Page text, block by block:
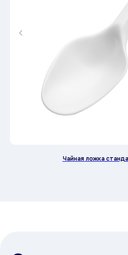
Чайная ложка
в течение
рабочего дня
8 800 100 88 65
в выборе